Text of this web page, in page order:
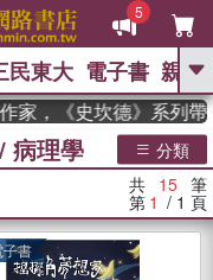
5
GO
吾 、 高希均教授回憶錄
、 父親節 、 如果歷
國際布克
、 方念華 、 台灣的李
數學女孩：黎曼猜想
經
民東大 電子書 親子
，《史坎德》系列帶
/ 病理學 分類
共 15 筆
第 1 / 1 頁
書